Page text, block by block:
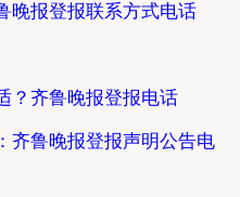
晚报登报联系方式电话
？齐鲁晚报登报电话
齐鲁晚报登报声明公告电